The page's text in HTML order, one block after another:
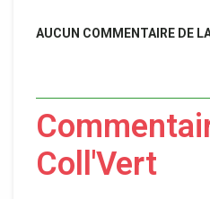
AUCUN COMMENTAIRE DE
Coll'Vert